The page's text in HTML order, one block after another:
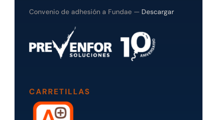
Convenio de adhesión a Fundae — Descargar
CARRETILLAS